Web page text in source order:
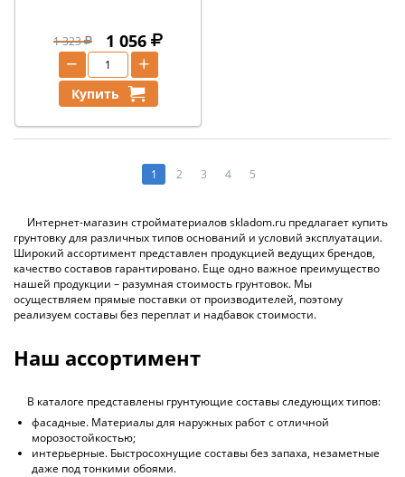
1 323 1 056
+
−
Купить
1 2 3 4 5
Интернет-магазин стройматериалов skladom.ru предлагает купить
грунтовку для различных типов оснований и условий эксплуатации.
Широкий ассортимент представлен продукцией ведущих брендов,
качество составов гарантировано. Еще одно важное преимущество
нашей продукции – разумная стоимость грунтовок. Мы
осуществляем прямые поставки от производителей, поэтому
реализуем составы без переплат и надбавок стоимости.
Наш ассортимент
В каталоге представлены грунтующие составы следующих типов:
фасадные. Материалы для наружных работ с отличной
морозостойкостью;
интерьерные. Быстросохнущие составы без запаха, незаметные
даже под тонкими обоями.